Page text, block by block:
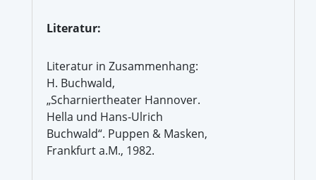
Literatur:
Literatur in Zusammenhang:
H. Buchwald,
„Scharniertheater Hannover.
Hella und Hans-Ulrich
Buchwald“. Puppen & Masken,
Frankfurt a.M., 1982.